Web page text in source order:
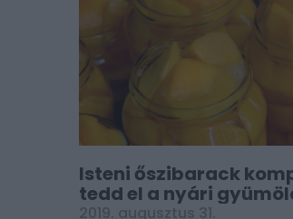
Isteni őszibarack
tedd el a nyári
napokra
2019. augusztus 31.